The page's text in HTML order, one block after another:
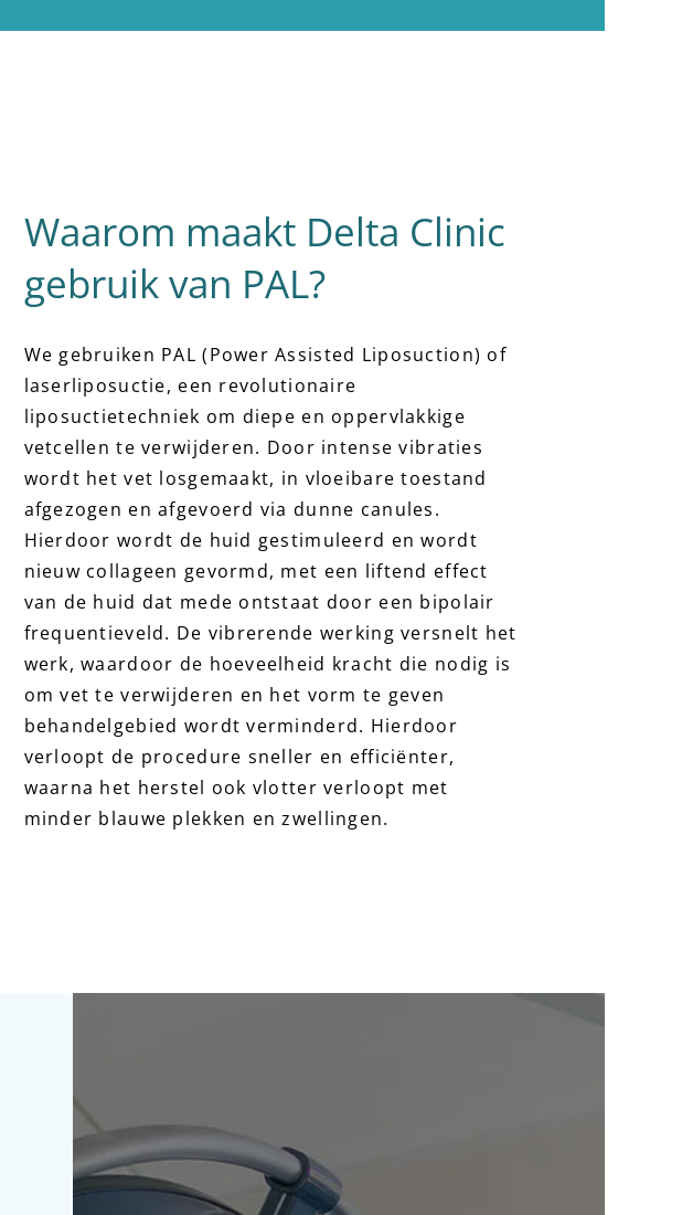
Waarom maakt Delta Clinic
gebruik van PAL?
We gebruiken PAL (Power Assisted Liposuction) of
laserliposuctie, een revolutionaire
liposuctietechniek om diepe en oppervlakkige
vetcellen te verwijderen. Door intense vibraties
wordt het vet losgemaakt, in vloeibare toestand
afgezogen en afgevoerd via dunne canules.
Hierdoor wordt de huid gestimuleerd en wordt
nieuw collageen gevormd, met een liftend effect
van de huid dat mede ontstaat door een bipolair
frequentieveld. De vibrerende werking versnelt het
werk, waardoor de hoeveelheid kracht die nodig is
om vet te verwijderen en het vorm te geven
behandelgebied wordt verminderd. Hierdoor
verloopt de procedure sneller en efficiënter,
waarna het herstel ook vlotter verloopt met
minder blauwe plekken en zwellingen.